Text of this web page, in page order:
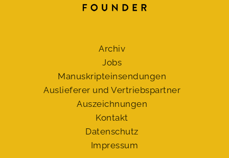
Archiv
Jobs
Manuskript­einsendungen
Auslieferer und Vertriebspartner
Auszeichnungen
Kontakt
Datenschutz
Impressum